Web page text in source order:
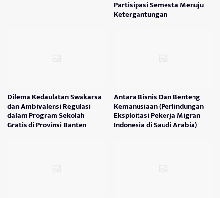
Partisipasi Semesta Menuju
Ketergantungan
Dilema Kedaulatan Swakarsa
dan Ambivalensi Regulasi
dalam Program Sekolah
Gratis di Provinsi Banten
Antara Bisnis Dan Benteng
Kemanusiaan (Perlindungan
Eksploitasi Pekerja Migran
Indonesia di Saudi Arabia)